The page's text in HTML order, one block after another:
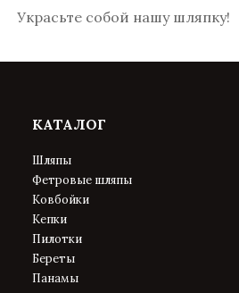
Украсьте собой нашу шляпку!
КАТАЛОГ
Шляпы
Фетровые шляпы
Ковбойки
Кепки
Пилотки
Береты
Панамы